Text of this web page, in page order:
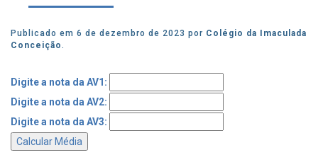
Publicado em 6 de dezembro de 2023 por Colégio da Imaculada
Conceição.
Digite a nota da AV1:
Digite a nota da AV2:
Digite a nota da AV3:
Calcular Média